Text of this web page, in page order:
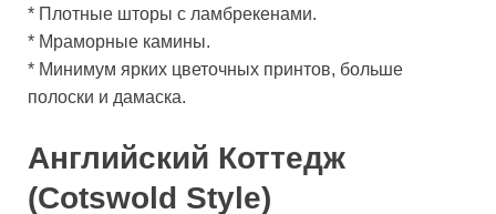
* Плотные шторы с ламбрекенами.
* Мраморные камины.
* Минимум ярких цветочных принтов, больше
полоски и дамаска.
Английский Коттедж
(Cotswold Style)